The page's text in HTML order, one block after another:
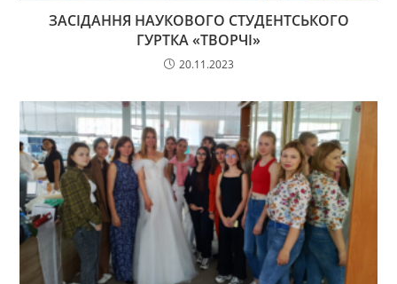
ЗАСІДАННЯ НАУКОВОГО СТУДЕНТСЬКОГО
ГУРТКА «ТВОРЧІ»
20.11.2023